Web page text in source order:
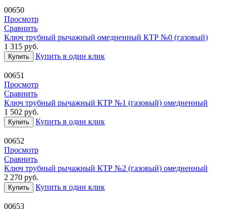
00650
Просмотр
Сравнить
Ключ трубный рычажный омедненный КТР №0 (газовый)
1 315 руб.
Купить Купить в один клик
00651
Просмотр
Сравнить
Ключ трубный рычажный КТР №1 (газовый) омедненный
1 502 руб.
Купить Купить в один клик
00652
Просмотр
Сравнить
Ключ трубный рычажный КТР №2 (газовый) омедненный
2 270 руб.
Купить Купить в один клик
00653